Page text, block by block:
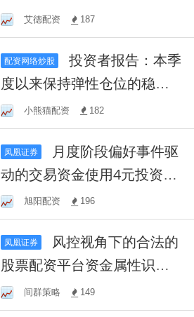
下，股票配资平台的
艾德配资 187
配资网络炒股
投资者报告：本季
度以来保持弹性仓位的稳健
账户使用配资排行平台
小熊猫配资 182
凤凰证券
动的交易资金使用4元投资ap
p银商品的资金
旭阳配资 196
凤凰证券
股票配资平台资金属性识别
以情景推演还原真实
间群策略 149